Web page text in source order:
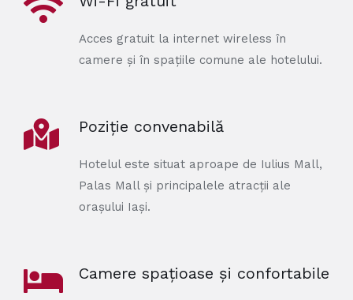
Acces gratuit la internet wireless în
camere și în spațiile comune ale hotelului.
Poziție convenabilă
Hotelul este situat aproape de Iulius Mall,
Palas Mall și principalele atracții ale
orașului Iași.
Camere spațioase și confortabile